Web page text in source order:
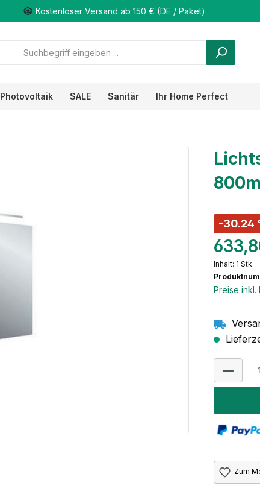
Kostenloser Versand ab 150 € (DE / Paket)
Photovoltaik SALE Sanitär Ihr Home Perfect
-30.24
Inhalt: 1 Stk.
Preise inkl.
Zum